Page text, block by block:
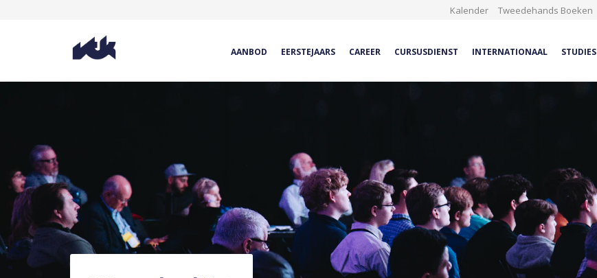
Kalender Tweedehands Boeken
AANBOD EERSTEJAARS CAREER CURSUSDIENST INTERNATIONAAL STUDIES